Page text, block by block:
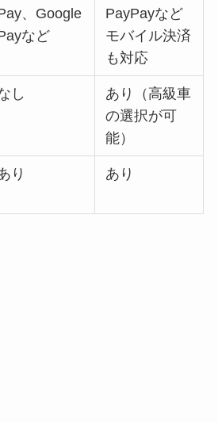
、Google
など
PayPayなど
モバイル決済
も対応
し
あり（高級車
の選択が可
能）
り あり